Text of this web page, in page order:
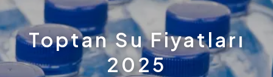
Toptan Su Fiyatları
2025